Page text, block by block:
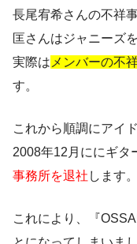
長尾宥希さんの不祥
匡さんはジャニーズ
実際は メンバーの不
す。
これから順調にアイ
2008年12月ににギタ
事務所を退社 します。
これにより、『